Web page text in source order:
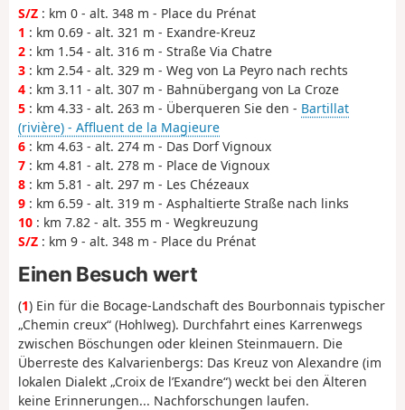
S/Z : km 0 - alt. 348 m - Place du Prénat
1 : km 0.69 - alt. 321 m - Exandre-Kreuz
2 : km 1.54 - alt. 316 m - Straße Via Chatre
3 : km 2.54 - alt. 329 m - Weg von La Peyro nach rechts
4 : km 3.11 - alt. 307 m - Bahnübergang von La Croze
5 : km 4.33 - alt. 263 m - Überqueren Sie den - Bartillat
(rivière) - Affluent de la Magieure
6 : km 4.63 - alt. 274 m - Das Dorf Vignoux
7 : km 4.81 - alt. 278 m - Place de Vignoux
8 : km 5.81 - alt. 297 m - Les Chézeaux
9 : km 6.59 - alt. 319 m - Asphaltierte Straße nach links
10 : km 7.82 - alt. 355 m - Wegkreuzung
S/Z : km 9 - alt. 348 m - Place du Prénat
Einen Besuch wert
(1) Ein für die Bocage-Landschaft des Bourbonnais typischer
„Chemin creux“ (Hohlweg). Durchfahrt eines Karrenwegs
zwischen Böschungen oder kleinen Steinmauern. Die
Überreste des Kalvarienbergs: Das Kreuz von Alexandre (im
lokalen Dialekt „Croix de l’Exandre“) weckt bei den Älteren
keine Erinnerungen... Nachforschungen laufen.